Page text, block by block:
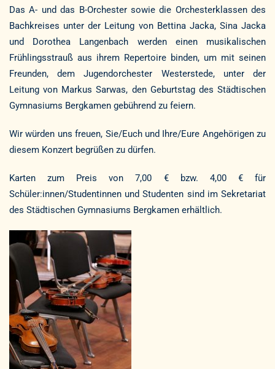
Das A- und das B-Orchester sowie die Orchesterklassen des
Bachkreises unter der Leitung von Bettina Jacka, Sina Jacka
und Dorothea Langenbach werden einen musikalischen
Frühlingsstrauß aus ihrem Repertoire binden, um mit seinen
Freunden, dem Jugendorchester Westerstede, unter der
Leitung von Markus Sarwas, den Geburtstag des Städtischen
Gymnasiums Bergkamen gebührend zu feiern.
Wir würden uns freuen, Sie/Euch und Ihre/Eure Angehörigen zu
diesem Konzert begrüßen zu dürfen.
Karten zum Preis von 7,00 € bzw. 4,00 € für
Schüler:innen/Studentinnen und Studenten sind im Sekretariat
des Städtischen Gymnasiums Bergkamen erhältlich.